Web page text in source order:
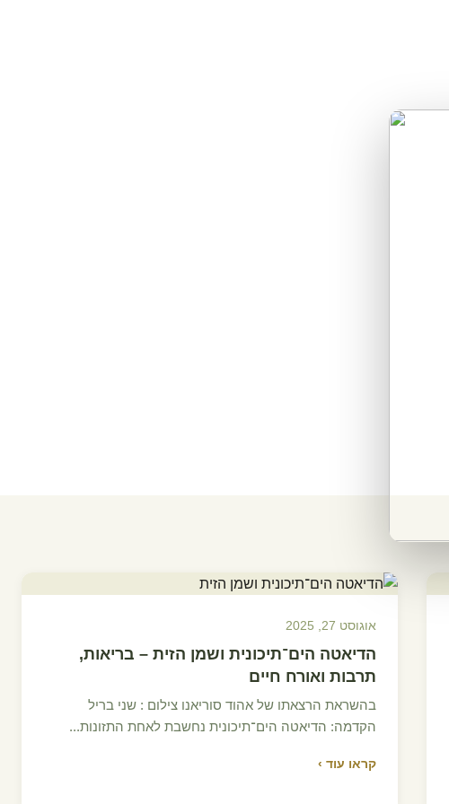
אוגוסט 27, 2025
הדיאטה הים־תיכונית ושמן הזית – בריאות,
תרבות ואורח חיים
בהשראת הרצאתו של אהוד סוריאנו צילום : שני בריל
הקדמה: הדיאטה הים־תיכונית נחשבת לאחת התזונות...
קראו עוד ›